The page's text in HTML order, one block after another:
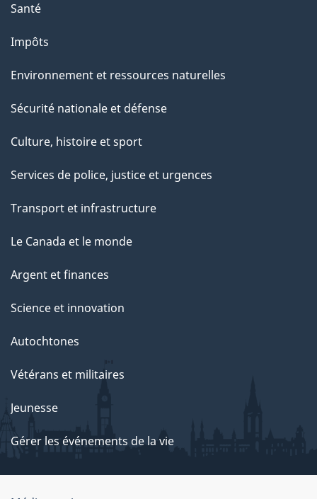
Santé
Impôts
Environnement et ressources naturelles
Sécurité nationale et défense
Culture, histoire et sport
Services de police, justice et urgences
Transport et infrastructure
Le Canada et le monde
Argent et finances
Science et innovation
Autochtones
Vétérans et militaires
Jeunesse
Gérer les événements de la vie